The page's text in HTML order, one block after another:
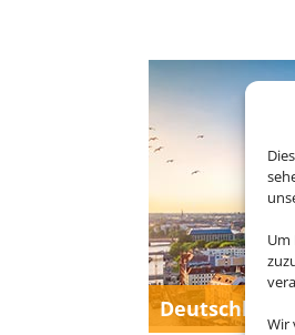
Um
Wir